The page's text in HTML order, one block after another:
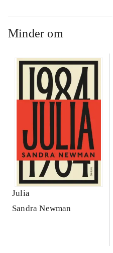
Minder om
Julia
Sandra Newman